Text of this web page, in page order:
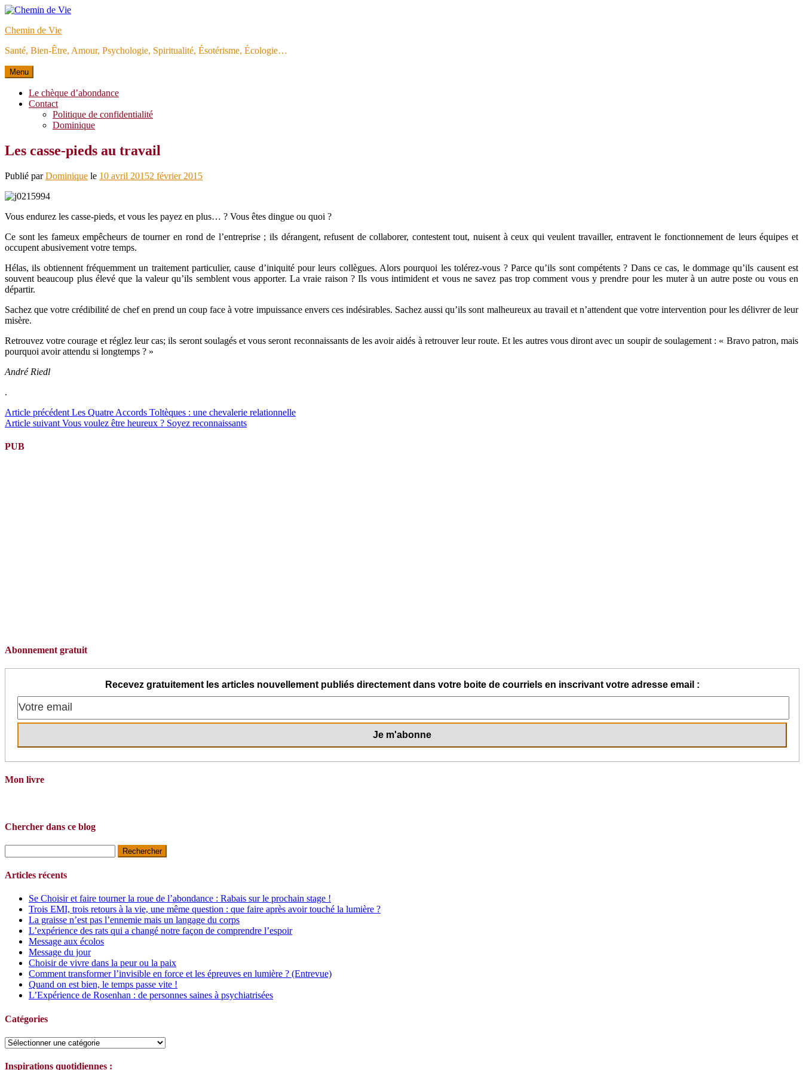
Aller
contenu
Chemin de Vie
Santé, Bien-Être, Amour, Psychologie, Spiritualité, Ésotérisme, Écologie…
Menu
Le chèque d’abondance
Contact
Politique de confidentialité
Dominique
Les casse-pieds au travail
Publié parDominique le 10 avril 20152 février 2015
Vous endurez les casse-pieds, et vous les payez en plus… ? Vous êtes dingue ou quoi ?
Ce sont les fameux empêcheurs de tourner en rond de l’entreprise ; ils dérangent, refusent de collaborer, contestent tout, nuisent à ceux qui veulent travailler, entravent le fonctionnement de leurs équipes et
occupent abusivement votre temps.
Hélas, ils obtiennent fréquemment un traitement particulier, cause d’iniquité pour leurs collègues. Alors pourquoi les tolérez-vous ? Parce qu’ils sont compétents ? Dans ce cas, le dommage qu’ils causent est
souvent beaucoup plus élevé que la valeur qu’ils semblent vous apporter. La vraie raison ? Ils vous intimident et vous ne savez pas trop comment vous y prendre pour les muter à un autre poste ou vous en
départir.
Sachez que votre crédibilité de chef en prend un coup face à votre impuissance envers ces indésirables. Sachez aussi qu’ils sont malheureux au travail et n’attendent que votre intervention pour les délivrer de leur
misère.
Retrouvez votre courage et réglez leur cas; ils seront soulagés et vous seront reconnaissants de les avoir aidés à retrouver leur route. Et les autres vous diront avec un soupir de soulagement : « Bravo patron, mais
pourquoi avoir attendu si longtemps ? »
André Riedl
.
Lire
la
suite
Article précédent Les Quatre Accords Toltèques : une chevalerie relationnelle
Article suivant Vous voulez être heureux ? Soyez reconnaissants
PUB
Abonnement gratuit
Recevez gratuitement les articles nouvellement publiés directement dans votre boite de courriels en inscrivant votre adresse email :
Mon livre
Chercher dans ce blog
Articles récents
Se Choisir et faire tourner la roue de l’abondance : Rabais sur le prochain stage !
Trois EMI, trois retours à la vie, une même question : que faire après avoir touché la lumière ?
La graisse n’est pas l’ennemie mais un langage du corps
L’expérience des rats qui a changé notre façon de comprendre l’espoir
Message aux écolos
Message du jour
Choisir de vivre dans la peur ou la paix
Comment transformer l’invisible en force et les épreuves en lumière ? (Entrevue)
Quand on est bien, le temps passe vite !
L’Expérience de Rosenhan : de personnes saines à psychiatrisées
Catégories
Catégories
Inspirations quotidiennes :